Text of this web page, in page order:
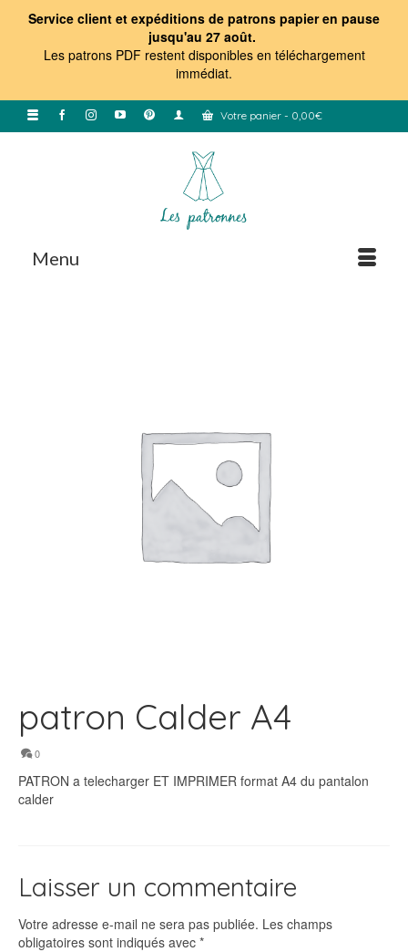
Service client et expéditions de patrons papier en pause
jusqu'au 27 août.
Les patrons PDF restent disponibles en téléchargement
immédiat.
Votre panier - 0,00€
Menu
patron Calder A4
0
PATRON a telecharger ET IMPRIMER format A4 du pantalon
calder
Laisser un commentaire
Votre adresse e-mail ne sera pas publiée. Les champs
obligatoires sont indiqués avec *